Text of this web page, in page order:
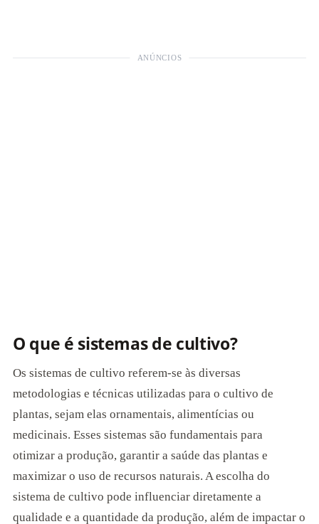
ANÚNCIOS
O que é sistemas de cultivo?
Os sistemas de cultivo referem-se às diversas
metodologias e técnicas utilizadas para o cultivo de
plantas, sejam elas ornamentais, alimentícias ou
medicinais. Esses sistemas são fundamentais para
otimizar a produção, garantir a saúde das plantas e
maximizar o uso de recursos naturais. A escolha do
sistema de cultivo pode influenciar diretamente a
qualidade e a quantidade da produção, além de impactar o